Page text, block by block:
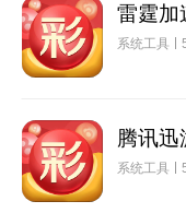
雷霆加
系统工具
腾讯迅
系统工具